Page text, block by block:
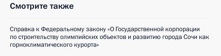
Смотрите также
Справка к Федеральному закону «О Государственной корпорации
по строительству олимпийских объектов и развитию города Сочи как
горноклиматического курорта»